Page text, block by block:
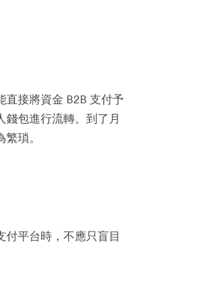
接將資金 B2B 支付予
包進行流轉。到了月
瑣。
平台時，不應只盲目